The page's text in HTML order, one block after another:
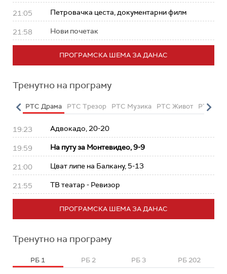
21:05 Петровачка цеста, документарни филм
21:58 Нови почетак
ПРОГРАМСКА ШЕМА ЗА ДАНАС
Тренутно на програму
РТС Драма РТС Трезор РТС Музика РТС Живот РТС
19:23 Адвокадо, 20-20
19:59 На путу за Монтевидео, 9-9
21:00 Цват липе на Балкану, 5-13
21:55 ТВ театар - Ревизор
ПРОГРАМСКА ШЕМА ЗА ДАНАС
Тренутно на програму
РБ 1 РБ 2 РБ 3 РБ 202